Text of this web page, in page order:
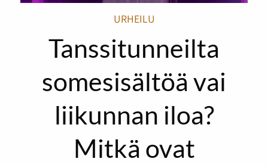
URHEILU
Tanssitunneilta
somesisältöä vai
liikunnan iloa?
Mitkä ovat